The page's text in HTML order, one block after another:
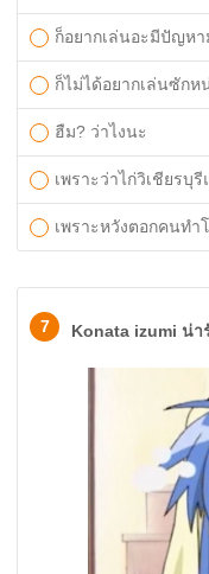
ก็อยากเล่นอะมีปัญหา
ก็ไม่ได้อยากเล่นซักห
ฮืม? ว่าไงนะ
เพราะว่าไก่วิเชียรบุ
เพราะหวังตอกคนทำ
7 Konata izumi น่า